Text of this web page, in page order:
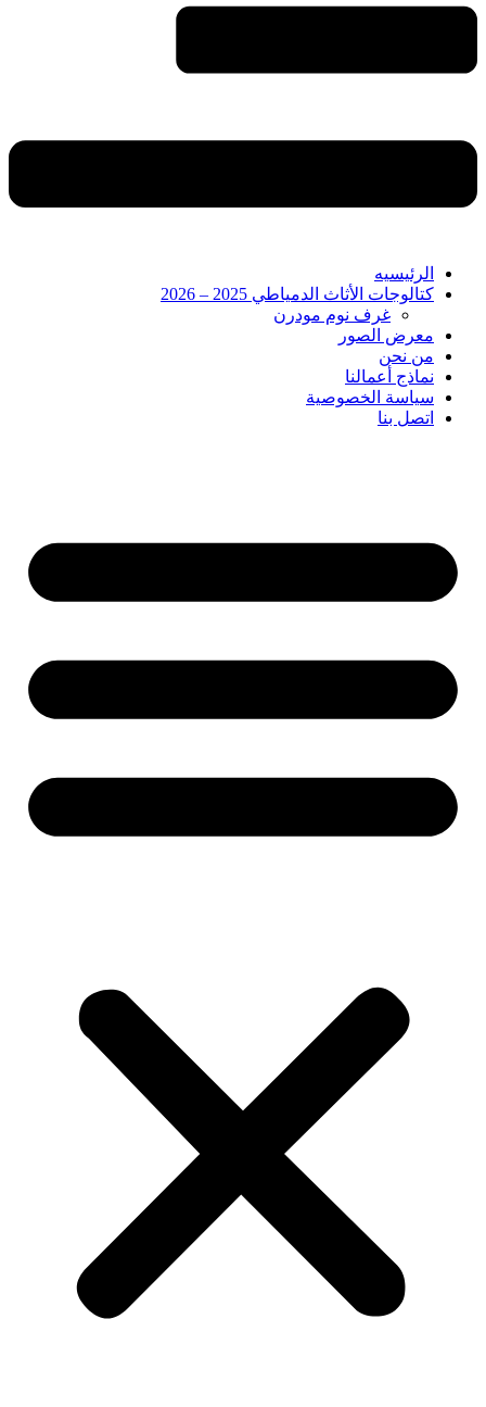
الرئيسيه
كتالوجات الأثاث الدمياطي 2025 – 2026
غرف نوم مودرن
معرض الصور
من نحن
نماذج أعمالنا
سياسة الخصوصية
اتصل بنا